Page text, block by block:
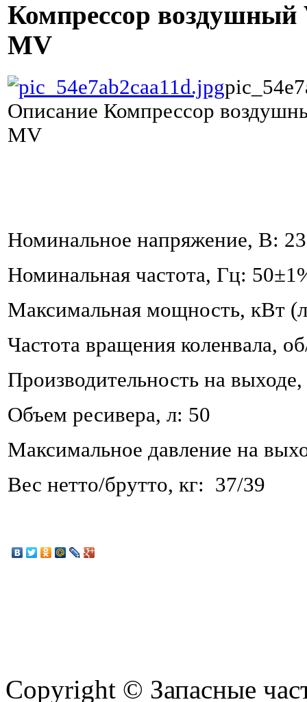
Компрессор воздушный
MV
Описание Компрессор
MV
Номинальное напряжение, В:
Номинальная частота, Гц:
Максимальная мощность, кВт
Частота вращения коленвала,
Производительность на
Объем ресивера, л: 50
Максимальное давление на
Вес нетто/брутто, кг: 37/39
Copyright © Запасные